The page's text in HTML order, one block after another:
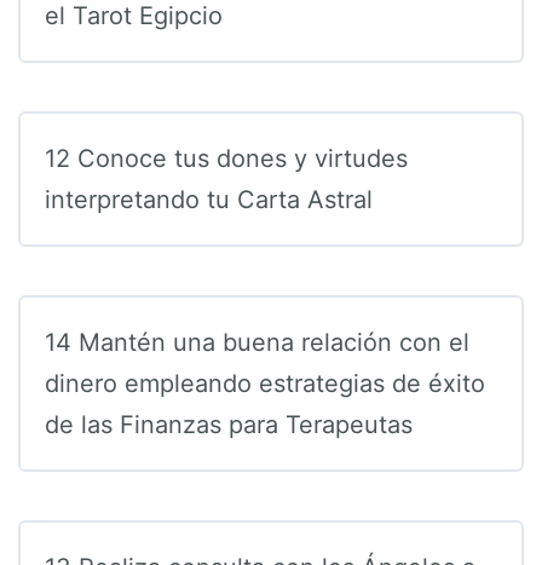
el Tarot Egipcio
12 Conoce tus dones y virtudes
interpretando tu Carta Astral
14 Mantén una buena relación con el
dinero empleando estrategias de éxito
de las Finanzas para Terapeutas